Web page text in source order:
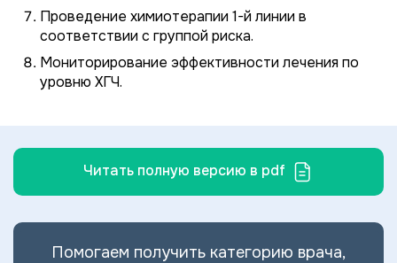
Проведение химиотерапии 1-й линии в
соответствии с группой риска.
Мониторирование эффективности лечения по
уровню ХГЧ.
Читать полную версию в pdf
Помогаем получить категорию врача,